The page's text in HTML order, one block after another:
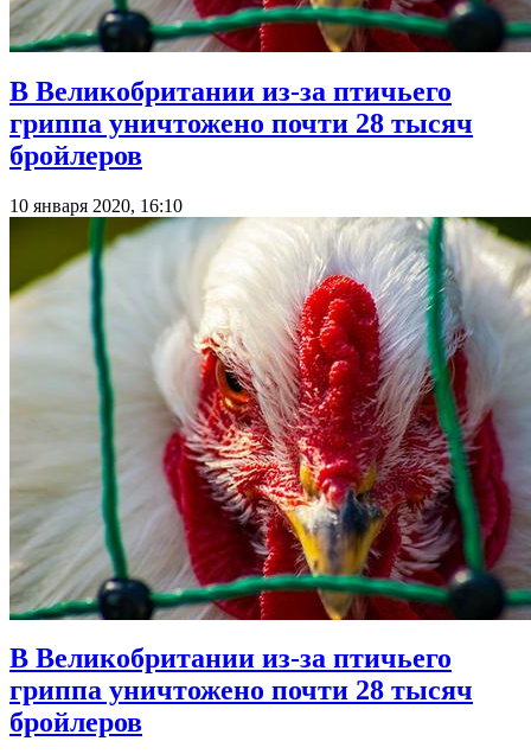
В Великобритании из-за птичьего
гриппа уничтожено почти 28 тысяч
бройлеров
10 января 2020, 16:10
В Великобритании из-за птичьего
гриппа уничтожено почти 28 тысяч
бройлеров